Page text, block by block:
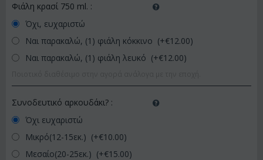
Φιάλη κρασί 750 ml. :
Όχι, ευχαριστώ
Ναι παρακαλώ, (1) φιάλη κόκκινο (+€12.00)
Ναι παρακαλώ, (1) φιάλη λευκό (+€12.00)
Συνοδευτικό αρκουδάκι? :
Όχι ευχαριστώ
Μικρό(12-15εκ.) (+€10.00)
Μεσαίο(20-25εκ.) (+€15.00)